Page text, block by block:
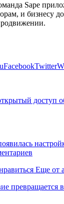
Sape
и бизнесу
FacebookTwitter
доступ
Еще от
превращается